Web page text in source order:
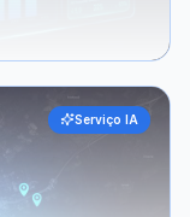
Serviço IA